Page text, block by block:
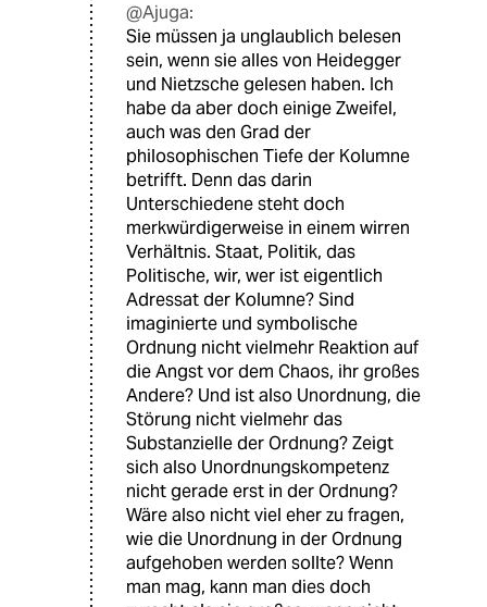
@Ajuga:
Sie müssen ja unglaublich belesen
sein, wenn sie alles von Heidegger
und Nietzsche gelesen haben. Ich
habe da aber doch einige Zweifel,
auch was den Grad der
philosophischen Tiefe der Kolumne
betrifft. Denn das darin
Unterschiedene steht doch
merkwürdigerweise in einem wirren
Verhältnis. Staat, Politik, das
Politische, wir, wer ist eigentlich
Adressat der Kolumne? Sind
imaginierte und symbolische
Ordnung nicht vielmehr Reaktion auf
die Angst vor dem Chaos, ihr großes
Andere? Und ist also Unordnung, die
Störung nicht vielmehr das
Substanzielle der Ordnung? Zeigt
sich also Unordnungskompetenz
nicht gerade erst in der Ordnung?
Wäre also nicht viel eher zu fragen,
wie die Unordnung in der Ordnung
aufgehoben werden sollte? Wenn
man mag, kann man dies doch